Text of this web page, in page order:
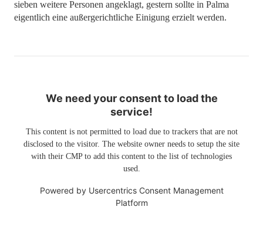
sieben weitere Personen angeklagt, gestern sollte in Palma
eigentlich eine außergerichtliche Einigung erzielt werden.
We need your consent to load the
service!
This content is not permitted to load due to trackers that are not
disclosed to the visitor. The website owner needs to setup the site
with their CMP to add this content to the list of technologies
used.
Powered by Usercentrics Consent Management
Platform